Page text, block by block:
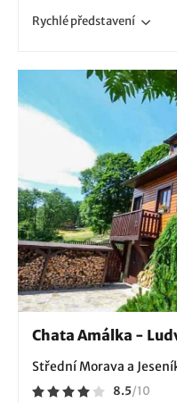
Rychlépředstavení
Chata Amálka -
Střední Morava a
8.5/10